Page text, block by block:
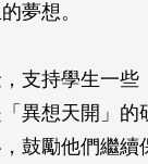
夢想。
支持學生一些
「異想天開」
鼓勵他們繼續